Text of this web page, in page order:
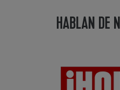
HABLAN DE